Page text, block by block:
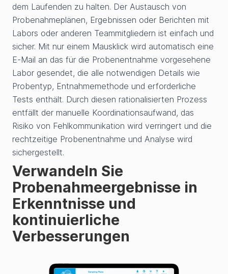
dem Laufenden zu halten. Der Austausch von
Probenahmeplänen, Ergebnissen oder Berichten mit
Labors oder anderen Teammitgliedern ist einfach und
sicher. Mit nur einem Mausklick wird automatisch eine
E-Mail an das für die Probenentnahme vorgesehene
Labor gesendet, die alle notwendigen Details wie
Probentyp, Entnahmemethode und erforderliche
Tests enthält. Durch diesen rationalisierten Prozess
entfällt der manuelle Koordinationsaufwand, das
Risiko von Fehlkommunikation wird verringert und die
rechtzeitige Probenentnahme und Analyse wird
sichergestellt.
Verwandeln Sie
Probenahmeergebnisse in
Erkenntnisse und
kontinuierliche
Verbesserungen